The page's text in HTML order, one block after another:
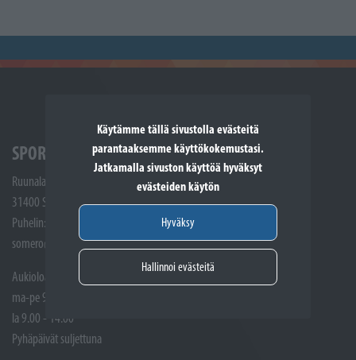
Käytämme tällä sivustolla evästeitä
parantaaksemme käyttökokemustasi.
Jatkamalla sivuston käyttöä hyväksyt
evästeiden käytön
Hyväksy
Hallinnoi evästeitä
SPORTTIKONE SOMERO
Ruunalantie 5
31400 Somero
Puhelin: (02) 748 9300
somero@sporttikone.fi
Aukioloajat
ma-pe 9.00 - 17.00
la 9.00 - 14.00
Pyhäpäivät suljettuna